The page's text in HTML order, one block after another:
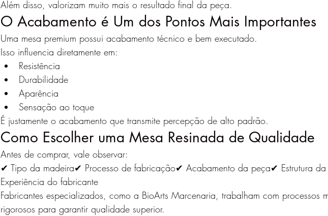
Além disso, valorizam muito mais o resultado final da peça.
O Acabamento é Um dos Pontos Mais Importantes
Uma mesa premium possui acabamento técnico e bem executado.
Isso influencia diretamente em:
Resistência
Durabilidade
Aparência
Sensação ao toque
É justamente o acabamento que transmite percepção de alto padrão.
Como Escolher uma Mesa Resinada de Qualidade
Antes de comprar, vale observar:
✔ Tipo da madeira✔ Processo de fabricação✔ Acabamento da peça✔ Estrutura
Experiência do fabricante
Fabricantes especializados, como a BioArts Marcenaria, trabalham com processos
rigorosos para garantir qualidade superior.